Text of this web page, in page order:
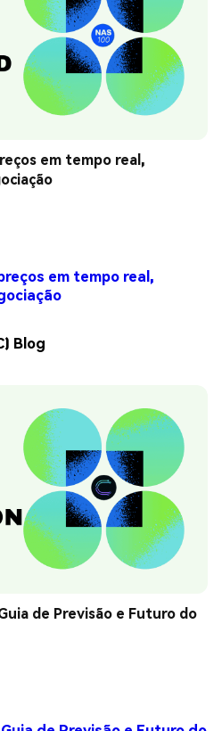
em tempo real,
em tempo real,
Blog
de Previsão e Futuro do